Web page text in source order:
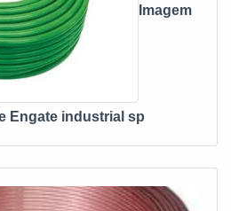
Imagem
Engate industrial sp